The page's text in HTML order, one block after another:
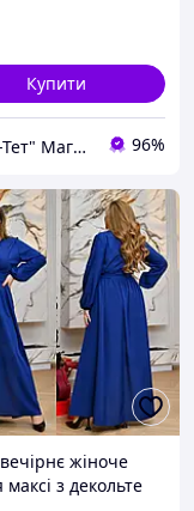
Купити
"Тет-А-Тет" Магазин білизни та потаємних бажань 96%
жіноче
максі з декольте